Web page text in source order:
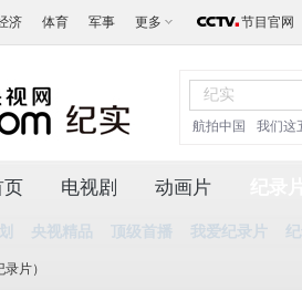
济 体育 军事 更多 节目官网
航拍中国 我们这
页 电视剧 动画片
央视精品 顶级首播 我爱纪录片
片）